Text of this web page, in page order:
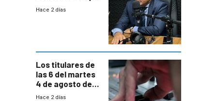
comprende
Hace 2 días
Los titulares de
las 6 del martes
4 de agosto de
2026
Hace 2 días